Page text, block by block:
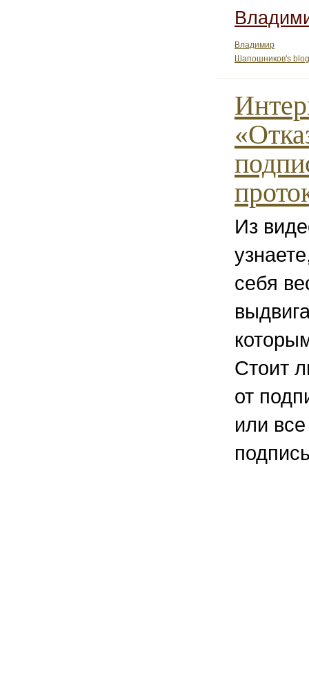
Владимир
Шапошников's blog
Из
себя
Стоит
от
или